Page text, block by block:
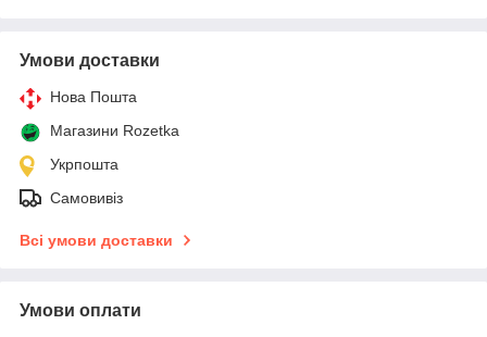
Умови доставки
Нова Пошта
Магазини Rozetka
Укрпошта
Самовивіз
Всі умови доставки
Умови оплати